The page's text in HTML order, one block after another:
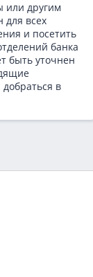
или другим
всех
и посетить
банка
быть уточнен
в